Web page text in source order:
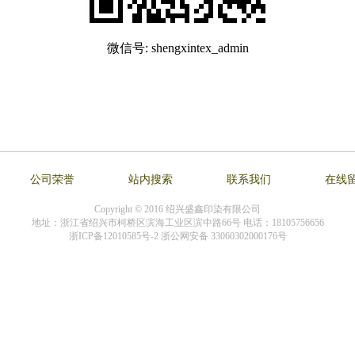
微信号: shengxintex_admin
公司荣誉 站内搜索 联系我们 在线
Copyright © 2016 绍兴盛鑫印染有限公司
地址：浙江省绍兴市柯桥区滨海工业区滨中路66号 电话：18105756656
浙ICP备12010585号-2 浙公网安备 33060302000176号